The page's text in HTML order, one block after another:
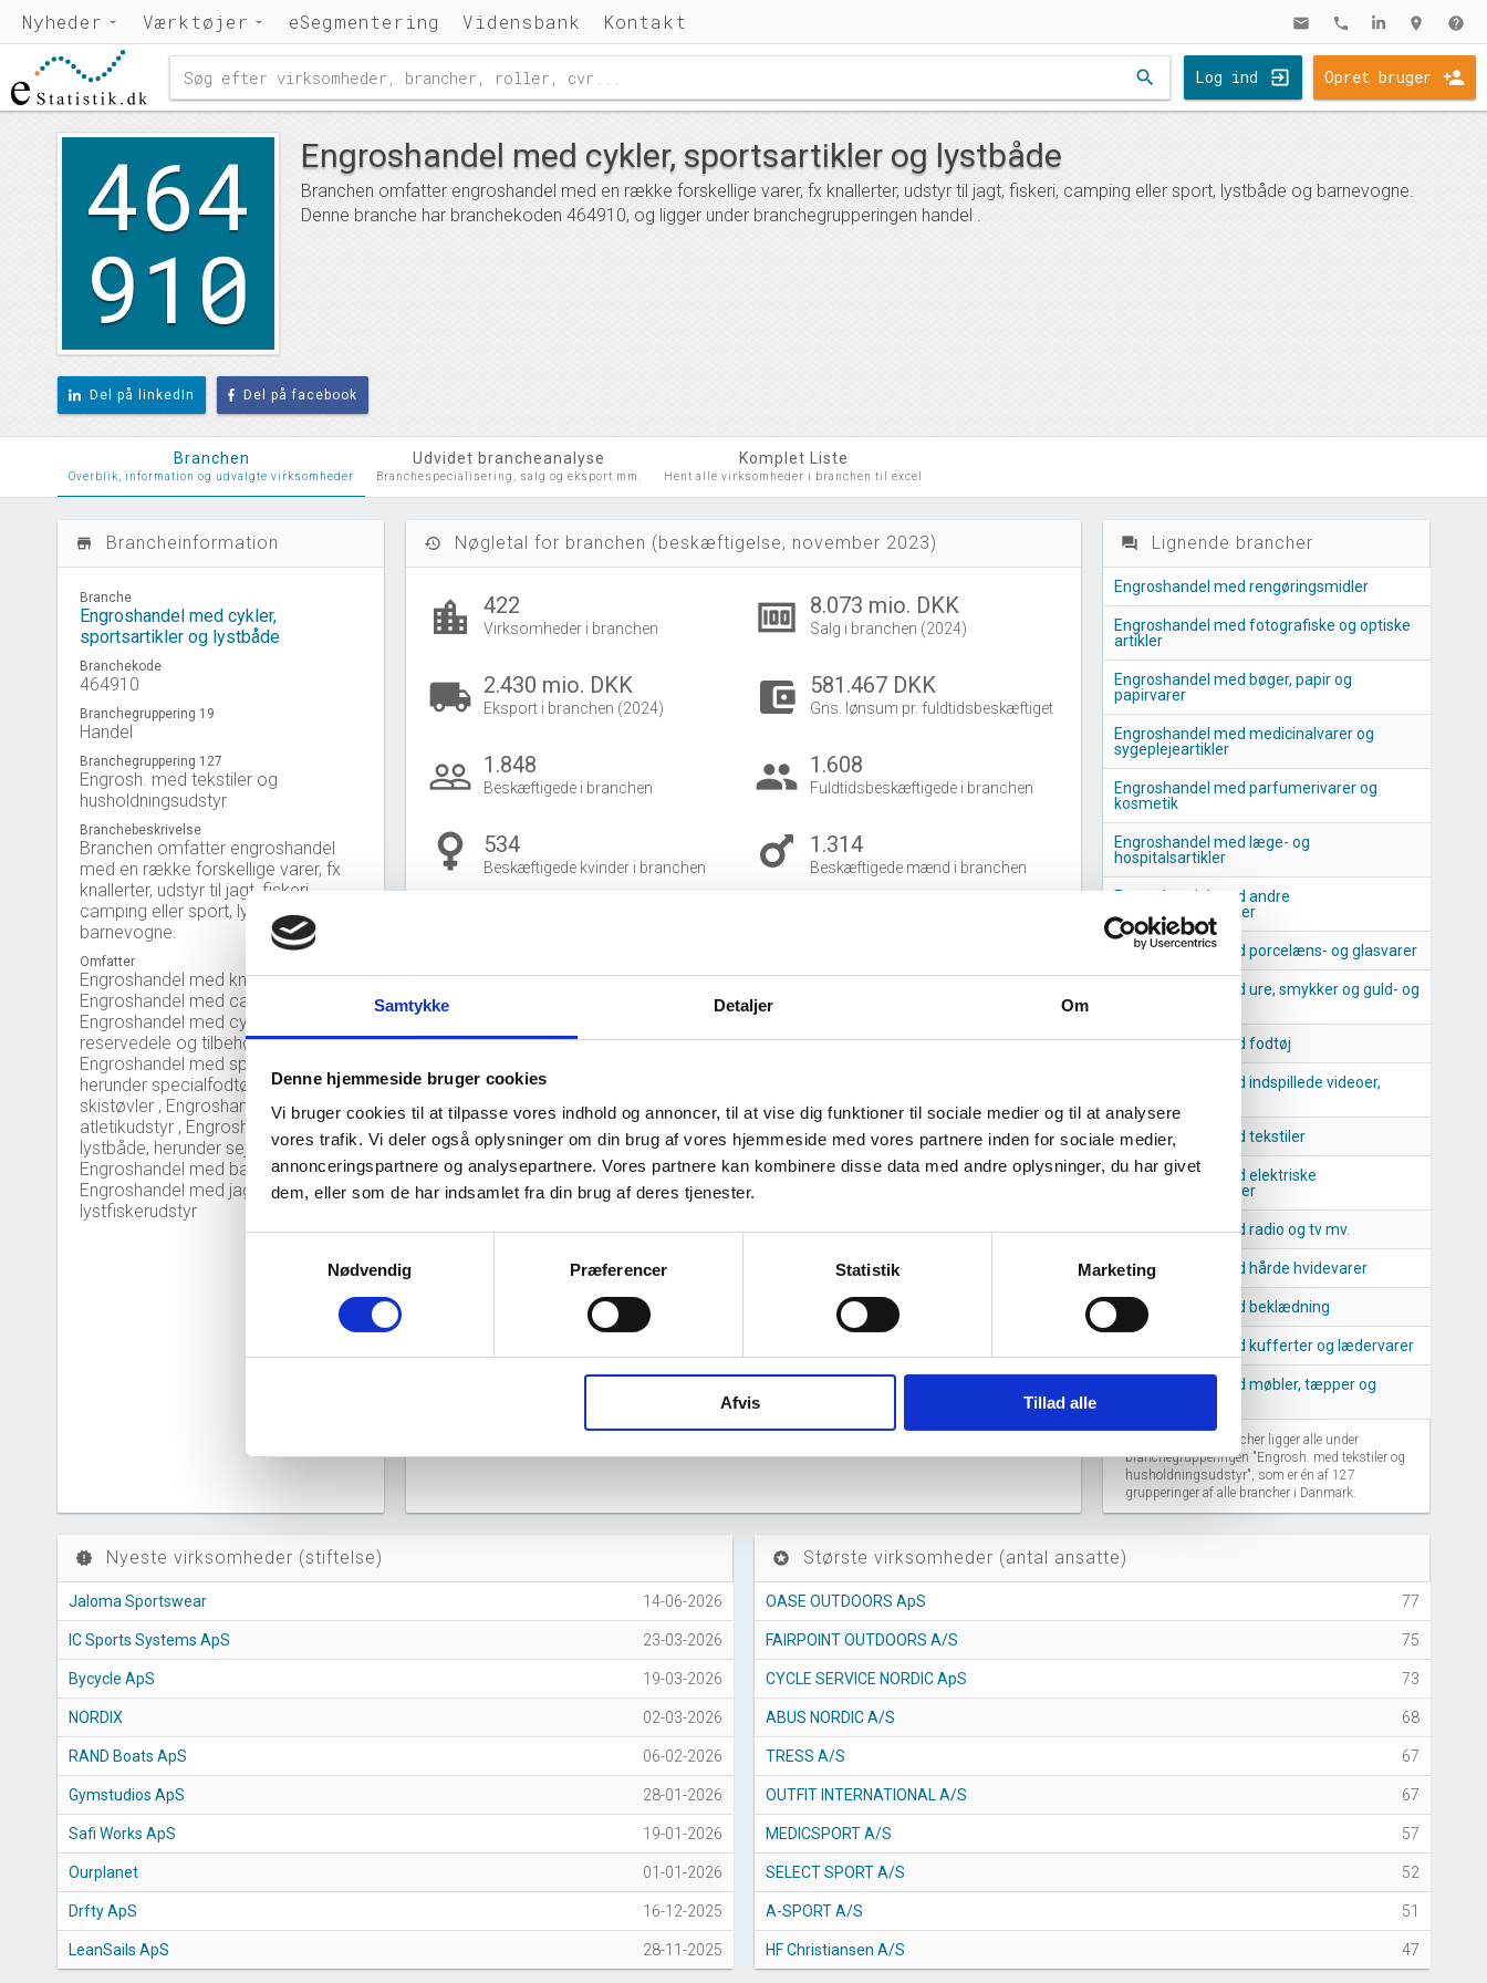
Samtykke Detaljer Om
Denne hjemmeside bruger cookies
Vi bruger cookies til at tilpasse vores indhold og annoncer, til at vise dig funktioner til sociale medier og til at analysere
vores trafik. Vi deler også oplysninger om din brug af vores hjemmeside med vores partnere inden for sociale medier,
annonceringspartnere og analysepartnere. Vores partnere kan kombinere disse data med andre oplysninger, du har givet
dem, eller som de har indsamlet fra din brug af deres tjenester.
Nødvendig
Præferencer Statistik Marketing
Afvis Tillad alle
Nyheder Værktøjer eSegmentering Vidensbank Kontakt mail phone location_on help
search Log ind Opret bruger
464
910
Engroshandel med cykler, sportsartikler og lystbåde
Branchen omfatter engroshandel med en række forskellige varer, fx knallerter, udstyr til jagt, fiskeri, camping eller sport, lystbåde og barnevogne.
Denne branche har branchekoden 464910, og ligger under branchegrupperingen handel .
Del på linkedIn Del på facebook
Branchen
Overblik, information og udvalgte virksomheder
Udvidet brancheanalyse
Branchespecialisering, salg og eksport mm.
Komplet Liste
Hent alle virksomheder i branchen til excel
store_mall_directory Brancheinformation
Branche
Engroshandel med cykler,
sportsartikler og lystbåde
Branchekode
464910
Branchegruppering 19
Handel
Branchegruppering 127
Engrosh. med tekstiler og
husholdningsudstyr
Branchebeskrivelse
Branchen omfatter engroshandel
med en række forskellige varer, fx
knallerter, udstyr til jagt, fiskeri,
camping eller sport, lystbåde og
barnevogne.
Omfatter
Engroshandel med knallerter ,
Engroshandel med campingudstyr ,
Engroshandel med cykler og
reservedele og tilbehør hertil ,
Engroshandel med sportsudstyr,
herunder specialfodtøj som
skistøvler , Engroshandel med
atletikudstyr , Engroshandel med
lystbåde, herunder sejl ,
Engroshandel med barnevogne ,
Engroshandel med jagt, og
lystfiskerudstyr
history Nøgletal for branchen (beskæftigelse, november 2023)
location_city 422
Virksomheder i branchen money 8.073 mio. DKK
Salg i branchen (2024)
local_shipping 2.430 mio. DKK
Eksport i branchen (2024) account_balance_wallet 581.467 DKK
Gns. lønsum pr. fuldtidsbeskæftiget
people_outline 1.848
Beskæftigede i branchen group 1.608
Fuldtidsbeskæftigede i branchen
534
Beskæftigede kvinder i branchen
1.314
Beskæftigede mænd i branchen
2016 2017 2018 2019 2020 2021 2022 2023 2024 2025 2026
60
question_answer Lignende brancher
Engroshandel med rengøringsmidler
Engroshandel med fotografiske og optiske
artikler
Engroshandel med bøger, papir og
papirvarer
Engroshandel med medicinalvarer og
sygeplejeartikler
Engroshandel med parfumerivarer og
kosmetik
Engroshandel med læge- og
hospitalsartikler
Engroshandel med andre
husholdningsartikler
Engroshandel med porcelæns- og glasvarer
Engroshandel med ure, smykker og guld- og
Engroshandel med fodtøj
Engroshandel med indspillede videoer,
Engroshandel med tekstiler
Engroshandel med elektriske
husholdningsartikler
Engroshandel med radio og tv mv.
Engroshandel med hårde hvidevarer
Engroshandel med beklædning
Engroshandel med kufferter og lædervarer
Engroshandel med møbler, tæpper og
Disse lignende brancher ligger alle under
branchegrupperingen "Engrosh. med tekstiler og
husholdningsudstyr", som er én af 127
grupperinger af alle brancher i Danmark.
new_releases Nyeste virksomheder (stiftelse)
Jaloma Sportswear 14-06-2026
IC Sports Systems ApS 23-03-2026
Bycycle ApS 19-03-2026
NORDIX 02-03-2026
RAND Boats ApS 06-02-2026
Gymstudios ApS 28-01-2026
Safi Works ApS 19-01-2026
Ourplanet 01-01-2026
Drfty ApS 16-12-2025
LeanSails ApS 28-11-2025
stars Største virksomheder (antal ansatte)
OASE OUTDOORS ApS 77
FAIRPOINT OUTDOORS A/S 75
CYCLE SERVICE NORDIC ApS 73
ABUS NORDIC A/S 68
TRESS A/S 67
OUTFIT INTERNATIONAL A/S 67
MEDICSPORT A/S 57
SELECT SPORT A/S 52
A-SPORT A/S 51
HF Christiansen A/S 47